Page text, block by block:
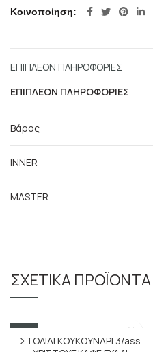
Κοινοποίηση
ΕΠΙΠΛΈΟΝ ΠΛΗΡΟΦΟΡΊΕΣ
ΕΠΙΠΛΈΟΝ ΠΛΗΡΟΦΟΡΊΕΣ
Βάρος
INNER
MASTER
ΣΧΕΤΙΚΆ ΠΡΟΪΌΝΤΑ
SALE
ΣΤΟΛΙΔΙ ΚΟΥΚΟΥΝΑΡΙ 3/ass